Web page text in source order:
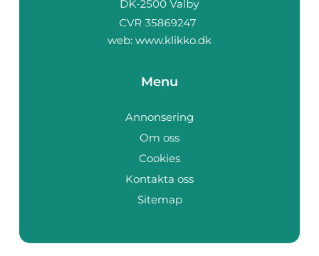
web: www.klikko.dk
Menu
Annonsering
Om oss
Cookies
Kontakta oss
Sitemap